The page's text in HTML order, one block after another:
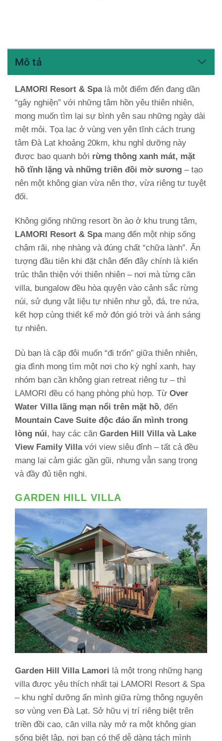
Mô tả
LAMORI Resort & Spalà một điểm đến đang dần
“gây nghiện” với những tâm hồn yêu thiên nhiên,
mong muốn tìm lại sự bình yên sau những ngày dài
mệt mỏi. Tọa lạc ở vùng ven yên tĩnh cách trung
tâm Đà Lạt khoảng 20km, khu nghỉ dưỡng này
được bao quanh bởi rừng thông xanh mát, mặt
hồ tĩnh lặng và những triền đồi mờ sương – tạo
nên một không gian vừa nên thơ, vừa riêng tư tuyệt
đối.
Không giống những resort ồn ào ở khu trung tâm,
LAMORI Resort & Spamang đến một nhịp sống
chậm rãi, nhẹ nhàng và đúng chất “chữa lành”. Ấn
tượng đầu tiên khi đặt chân đến đây chính là kiến
trúc thân thiện với thiên nhiên – nơi mà từng căn
villa, bungalow đều hòa quyện vào cảnh sắc rừng
núi, sử dụng vật liệu tự nhiên như gỗ, đá, tre nứa,
kết hợp cùng thiết kế mở đón gió trời và ánh sáng
tự nhiên.
Dù bạn là cặp đôi muốn “đi trốn” giữa thiên nhiên,
gia đình mong tìm một nơi cho kỳ nghỉ xanh, hay
nhóm bạn cần không gian retreat riêng tư – thì
LAMORI đều có hạng phòng phù hợp. Từ Over
Water Villa lãng mạn nổi trên mặt hồ, đến
Mountain Cave Suite độc đáo ẩn mình trong
lòng núi, hay các căn Garden Hill Villa và Lake
View Family Villavới view siêu đỉnh – tất cả đều
mang lại cảm giác gần gũi, nhưng vẫn sang trọng
và đầy đủ tiện nghi.
GARDEN HILL VILLA
Garden Hill Villa Lamori là một trong những hạng
villa được yêu thích nhất tại LAMORI Resort & Spa
– khu nghỉ dưỡng ẩn mình giữa rừng thông nguyên
sơ vùng ven Đà Lạt. Sở hữu vị trí riêng biệt trên
triền đồi cao, căn villa này mở ra một không gian
sống biệt lập, nơi bạn có thể dễ dàng tách mình